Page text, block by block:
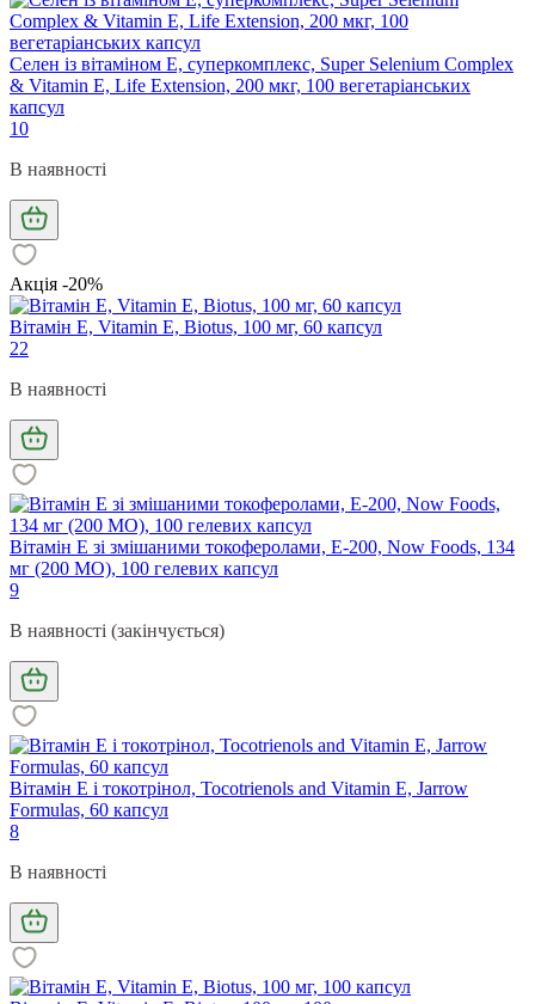
Селен із вітаміном Е, суперкомплекс, Super Selenium Complex
& Vitamin E, Life Extension, 200 мкг, 100 вегетаріанських
капсул
10
В наявності
Акція -20%
Вітамін Е, Vitamin Е, Biotus, 100 мг, 60 капсул
22
В наявності
Вітамін Е зі змішаними токоферолами, E-200, Now Foods, 134
мг (200 МО), 100 гелевих капсул
9
В наявності (закінчується)
Вітамін Е і токотрінол, Tocotrienols and Vitamin E, Jarrow
Formulas, 60 капсул
8
В наявності